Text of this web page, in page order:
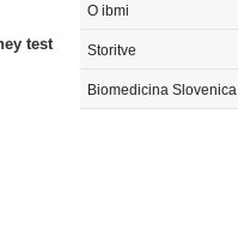
test
O ibmi
Storitve
Biomedicina Slovenica